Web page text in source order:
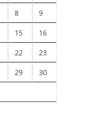
8 9
15 16
22 23
29 30